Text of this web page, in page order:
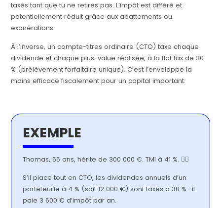
taxés tant que tu ne retires pas. L’impôt est différé et
potentiellement réduit grâce aux abattements ou
exonérations.
À l’inverse, un compte-titres ordinaire (CTO) taxe chaque
dividende et chaque plus-value réalisée, à la flat tax de 30
% (prélèvement forfaitaire unique). C’est l’enveloppe la
moins efficace fiscalement pour un capital important.
EXEMPLE
Thomas, 55 ans, hérite de 300 000 €. TMI à 41 %. 👱‍♂️
S’il place tout en CTO, les dividendes annuels d’un
portefeuille à 4 % (soit 12 000 €) sont taxés à 30 % : il
paie 3 600 € d’impôt par an.